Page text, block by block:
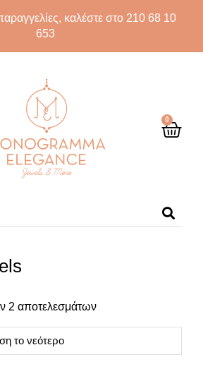
καλέστε στο 210 68 10
653
0
2 αποτελεσμάτων